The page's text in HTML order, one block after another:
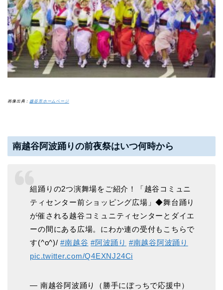
画像出典： 越谷市ホームページ
南越谷阿波踊りの前夜祭はいつ何時から
組踊りの2つ演舞場をご紹介！「越谷コミュニ
ティセンター前ショッピング広場」◆舞台踊り
が催される越谷コミュニティセンターとダイエ
ーの間にある広場。にわか連の受付もこちらで
す(^o^)/#南越谷 #阿波踊り #南越谷阿波踊り
pic.twitter.com/Q4EXNJ24Ci
— 南越谷阿波踊り（勝手にぼっちで応援中）